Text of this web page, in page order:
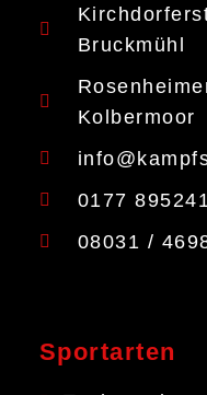
Bruckmühl
Kolbermoor
0177
08031 /
Sportarten